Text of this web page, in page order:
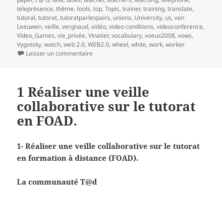
teleprésence,thème,tools,top,Topic,trainer,training,translate,
tutoral,tutorat,tutoratparlespairs, unions, University, us,van
Leeuwen,veille,vergnaud,vidéo,video conditions,videoconference,
Video_Games,vie_privée,Vinatier,vocabulary,voeux2008,vows,
Vygotsky,watch,web 2.0,WEB2.0,wheel,white,work,worker
Laisser un commentaire
1 Réaliser une veille
collaborative sur le tutorat
en FOAD.
1- Réaliser une veille collaborative sur le tutorat
en formation à distance (FOAD).
La communauté T@d